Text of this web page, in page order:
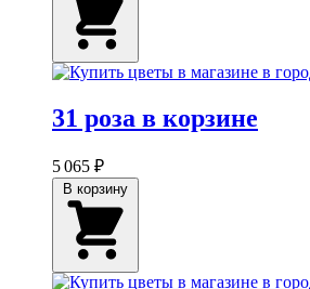
31 роза в корзине
5 065 ₽